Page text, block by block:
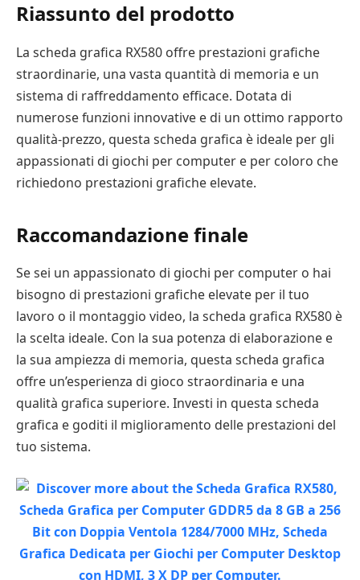
Riassunto del prodotto
La scheda grafica RX580 offre prestazioni grafiche
straordinarie, una vasta quantità di memoria e un
sistema di raffreddamento efficace. Dotata di
numerose funzioni innovative e di un ottimo rapporto
qualità-prezzo, questa scheda grafica è ideale per gli
appassionati di giochi per computer e per coloro che
richiedono prestazioni grafiche elevate.
Raccomandazione finale
Se sei un appassionato di giochi per computer o hai
bisogno di prestazioni grafiche elevate per il tuo
lavoro o il montaggio video, la scheda grafica RX580 è
la scelta ideale. Con la sua potenza di elaborazione e
la sua ampiezza di memoria, questa scheda grafica
offre un’esperienza di gioco straordinaria e una
qualità grafica superiore. Investi in questa scheda
grafica e goditi il ​​miglioramento delle prestazioni del
tuo sistema.